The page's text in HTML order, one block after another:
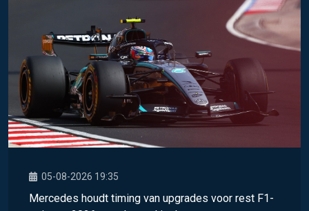
05-08-2026 19:35
Mercedes houdt timing van upgrades voor rest F1-